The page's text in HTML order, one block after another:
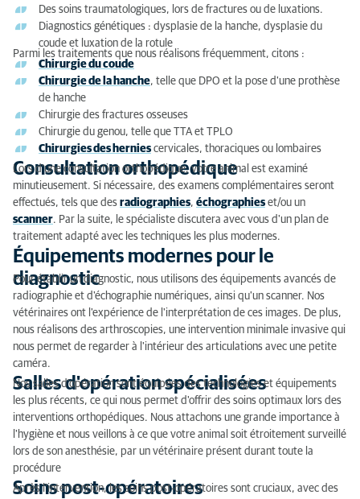
Des soins traumatologiques, lors de fractures ou de luxations.
Diagnostics génétiques : dysplasie de la hanche, dysplasie du
coude et luxation de la rotule
Parmi les traitements que nous réalisons fréquemment, citons :
Chirurgie du coude
Chirurgie de la hanche, telle que DPO et la pose d'une prothèse
de hanche
Chirurgie des fractures osseuses
Chirurgie du genou, telle que TTA et TPLO
Chirurgies des herniescervicales, thoraciques ou lombaires
Consultation orthopédique
Lors d'une consultation orthopédique, votre animal est examiné
minutieusement. Si nécessaire, des examens complémentaires seront
effectués, tels que des radiographies, échographieset/ou un
scanner. Par la suite, le spécialiste discutera avec vous d'un plan de
traitement adapté avec les techniques les plus modernes.
Équipements modernes pour le
diagnostic
Pour établir un diagnostic, nous utilisons des équipements avancés de
radiographie et d'échographie numériques, ainsi qu'un scanner. Nos
vétérinaires ont l'expérience de l'interprétation de ces images. De plus,
nous réalisons des arthroscopies, une intervention minimale invasive qui
nous permet de regarder à l'intérieur des articulations avec une petite
caméra.
Salles d'opération spécialisées
Nos salles d'opération sont équipées des technologies et équipements
les plus récents, ce qui nous permet d'offrir des soins optimaux lors des
interventions orthopédiques. Nous attachons une grande importance à
l'hygiène et nous veillons à ce que votre animal soit étroitement surveillé
lors de son anesthésie, par un vétérinaire présent durant toute la
procédure
Soins post-opératoires
Après l'intervention, les soins post-opératoires sont cruciaux, avec des